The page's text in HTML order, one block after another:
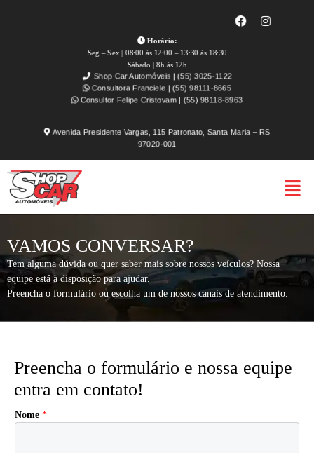
Horário:
Seg – Sex | 08:00 às 12:00 – 13:30 às 18:30
Sábado | 8h às 12h
Shop Car Automóveis | (55) 3025-1122
Consultora Franciele | (55) 98111-8665
Consultor Felipe Cristovam | (55) 98118-8963
Avenida Presidente Vargas, 115 Patronato, Santa Maria – RS
97020-001
VAMOS CONVERSAR?
Tem alguma dúvida ou quer saber mais sobre nossos veículos? Nossa
equipe está à disposição para ajudar.
Preencha o formulário ou escolha um de nossos canais de atendimento.
Preencha o formulário e nossa equipe
entra em contato!
Nome *